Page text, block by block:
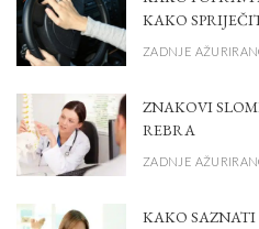
KAKO
ZADNJE
ZNAKOVI
REBRA
ZADNJE
KAKO SAZNATI